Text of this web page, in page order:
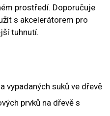
prostředí. Doporučuje
s akcelerátorem pro
tuhnutí.
vypadaných suků ve dřevě
prvků na dřevě s